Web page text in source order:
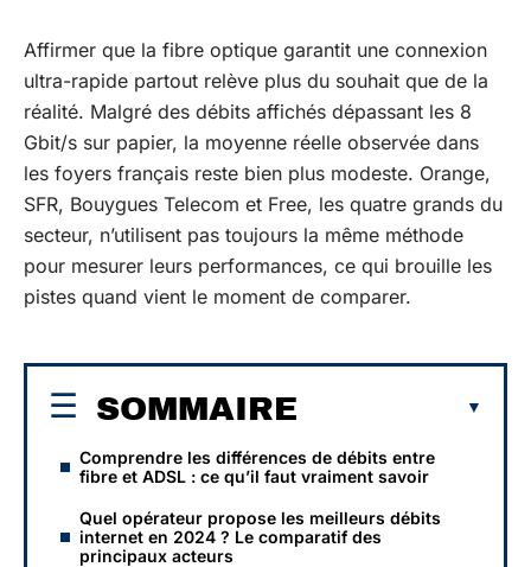
Affirmer que la fibre optique garantit une connexion
ultra-rapide partout relève plus du souhait que de la
réalité. Malgré des débits affichés dépassant les 8
Gbit/s sur papier, la moyenne réelle observée dans
les foyers français reste bien plus modeste. Orange,
SFR, Bouygues Telecom et Free, les quatre grands du
secteur, n’utilisent pas toujours la même méthode
pour mesurer leurs performances, ce qui brouille les
pistes quand vient le moment de comparer.
SOMMAIRE
Comprendre les différences de débits entre
fibre et ADSL : ce qu’il faut vraiment savoir
Quel opérateur propose les meilleurs débits
internet en 2024 ? Le comparatif des
principaux acteurs